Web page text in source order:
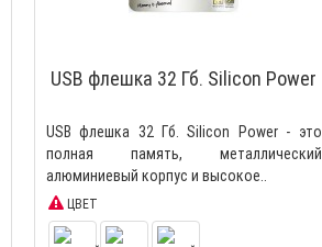
USB флешка 32 Гб. Silicon Power
USB флешка 32 Гб. Silicon Power - это
полная память, металлический
алюминиевый корпус и высокое..
ЦВЕТ